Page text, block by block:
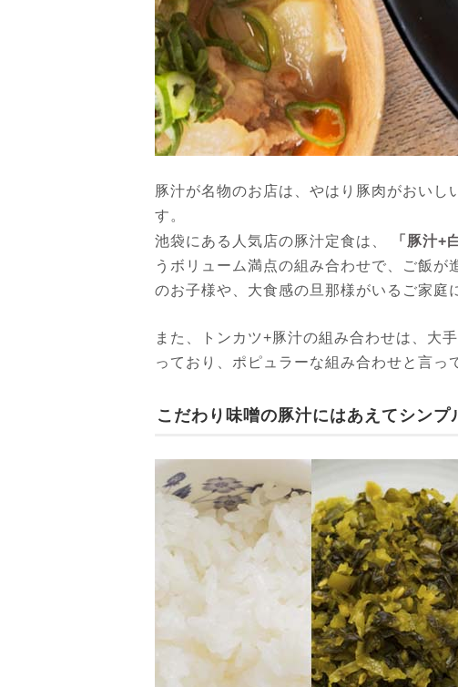
豚汁が名物のお店は、やはり豚肉がおい
す。
池袋にある人気店の豚汁定食は、
「豚汁+
うボリューム満点の組み合わせで、ご飯が
のお子様や、大食感の旦那様がいるご家庭
また、トンカツ+豚汁の組み合わせは、大
っており、ポピュラーな組み合わせと言っ
こだわり味噌の豚汁にはあえてシンプ